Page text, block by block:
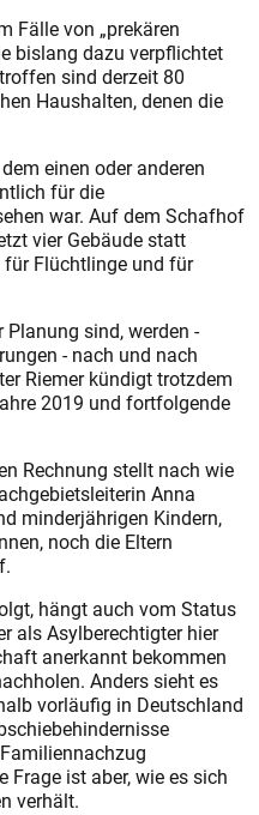
Fälle von „prekären
bislang dazu verpflichtet
sind derzeit 80
Haushalten, denen die
einen oder anderen
für die
war. Auf dem Schafhof
vier Gebäude statt
Flüchtlinge und für
sind, werden -
- nach und nach
Riemer kündigt trotzdem
2019 und fortfolgende
Rechnung stellt nach wie
Anna
minderjährigen Kindern,
noch die Eltern
hängt auch vom Status
als Asylberechtigter hier
anerkannt bekommen
Anders sieht es
vorläufig in Deutschland
Frage ist aber, wie es sich
verhält.